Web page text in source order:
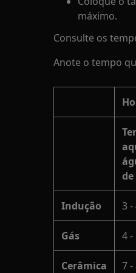
máximo.
Consulte os
Anote o tempo
de
Indução 3 -
Gás 4 -
Cerâmica 7 -